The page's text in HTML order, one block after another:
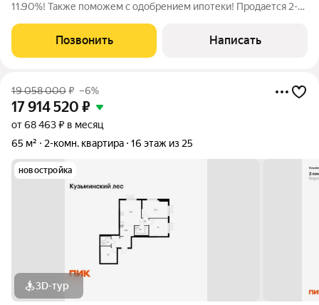
11.90%! Также поможем с одобрением ипотеки! Продается 2-х
область, г.Котельники, мкр.Белая Дача, д.19. Площадь квартиры
составляет 61.4 м,
Позвонить Написать
19 058 000₽ –6%
17 914 520 ₽
от 68 463 ₽ в месяц
65 м²
2-комн. квартира 16 этаж из 25
новостройка
3D-тур